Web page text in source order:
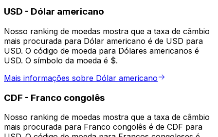
USD - Dólar americano
Nosso ranking de moedas mostra que a taxa de câmbio
mais procurada para Dólar americano é de USD para
USD. O código de moeda para Dólares americanos é
USD. O símbolo da moeda é $.
Mais informações sobre Dólar americano
CDF - Franco congolês
Nosso ranking de moedas mostra que a taxa de câmbio
mais procurada para Franco congolês é de CDF para